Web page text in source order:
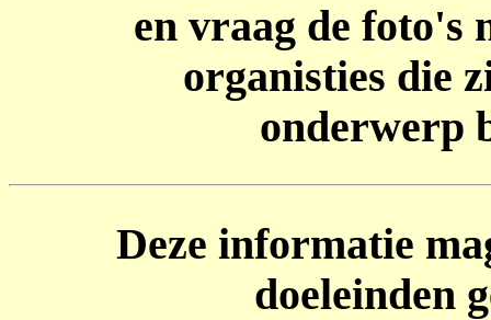
en vraag de foto's
organisties die
onderwerp
Deze informatie
doeleinden